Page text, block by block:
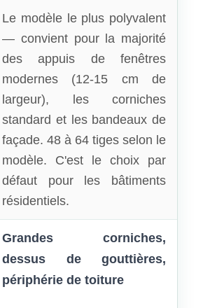
Le modèle le plus polyvalent
— convient pour la majorité
des appuis de fenêtres
modernes (12-15 cm de
largeur), les corniches
standard et les bandeaux de
façade. 48 à 64 tiges selon le
modèle. C'est le choix par
défaut pour les bâtiments
résidentiels.
Grandes corniches,
dessus de gouttières,
périphérie de toiture